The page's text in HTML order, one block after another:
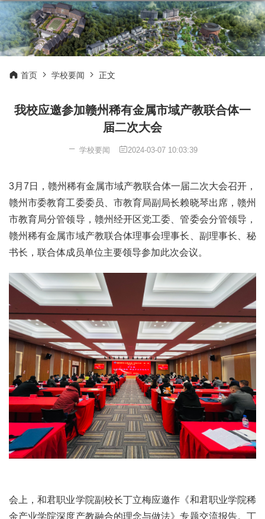
首页 学校要闻 正文
我校应邀参加赣州稀有金属市域产教联合体一
届二次大会
学校要闻 2024-03-07 10:03:39
3月7日，赣州稀有金属市域产教联合体一届二次大会召开，
赣州市委教育工委委员、市教育局副局长赖晓琴出席，赣州
市教育局分管领导，赣州经开区党工委、管委会分管领导，
赣州稀有金属市域产教联合体理事会理事长、副理事长、秘
书长，联合体成员单位主要领导参加此次会议。
会上，和君职业学院副校长丁立梅应邀作《和君职业学院稀
金产业学院深度产教融合的理念与做法》专题交流报告。丁